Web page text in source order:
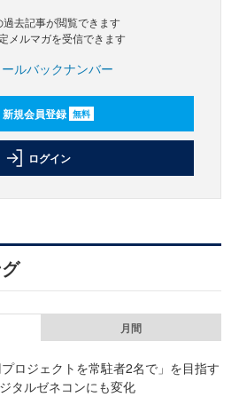
過去記事が閲覧できます
メルマガを受信できます
ールバックナンバー
新規会員登録 無料
ログイン
月間
ロジェクトを常駐者2名で」を目指す
タルゼネコンにも変化